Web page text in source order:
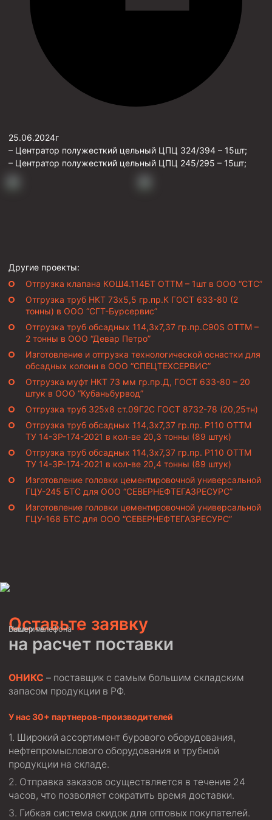
25.06.2024г
– Центратор полужесткий цельный ЦПЦ 324/394 – 15шт;
– Центратор полужесткий цельный ЦПЦ 245/295 – 15шт;
Другие проекты:
Отгрузка клапана КОШ4.114БТ ОТТМ – 1шт в ООО “СТС”
Отгрузка труб НКТ 73х5,5 гр.пр.К ГОСТ 633-80 (2
тонны) в ООО “СГТ-Бурсервис”
Отгрузка труб обсадных 114,3х7,37 гр.пр.C90S ОТТМ –
2 тонны в ООО “Девар Петро”
Изготовление и отгрузка технологической оснастки для
обсадных колонн в ООО “СПЕЦТЕХСЕРВИС”
Отгрузка муфт НКТ 73 мм гр.пр.Д, ГОСТ 633-80 – 20
штук в ООО “Кубаньбурвод”
Отгрузка труб 325х8 ст.09Г2С ГОСТ 8732-78 (20,25тн)
Отгрузка труб обсадных 114,3х7,37 гр.пр. Р110 ОТТМ
ТУ 14-3Р-174-2021 в кол-ве 20,3 тонны (89 штук)
Отгрузка труб обсадных 114,3х7,37 гр.пр. Р110 ОТТМ
ТУ 14-3Р-174-2021 в кол-ве 20,4 тонны (89 штук)
Изготовление головки цементировочной универсальной
ГЦУ-245 БТС для ООО “СЕВЕРНЕФТЕГАЗРЕСУРС”
Изготовление головки цементировочной универсальной
ГЦУ-168 БТС для ООО “СЕВЕРНЕФТЕГАЗРЕСУРС”
Оставьте заявку
на расчет поставки
ОНИКС – поставщик с самым большим складским
запасом продукции в РФ.
У нас 30+ партнеров-производителей
Широкий ассортимент бурового оборудования,
нефтепромыслового оборудования и трубной
продукции на складе.
Отправка заказов осуществляется в течение 24
часов, что позволяет сократить время доставки.
Гибкая система скидок для оптовых покупателей.
Ваше имя
Номер телефона